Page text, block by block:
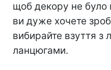
щоб декору не було
ви дуже хочете
вибирайте взуття з
ланцюгами.